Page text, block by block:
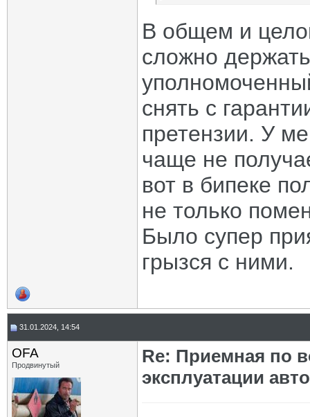
В общем и
сложно
снять с
претензии. У
чаще не
вот в бипеке
не только
Было супер
грызся с ними.
31.01.2024, 14:54
OFA
Продвинутый
Re: Приемная по
эксплуатации